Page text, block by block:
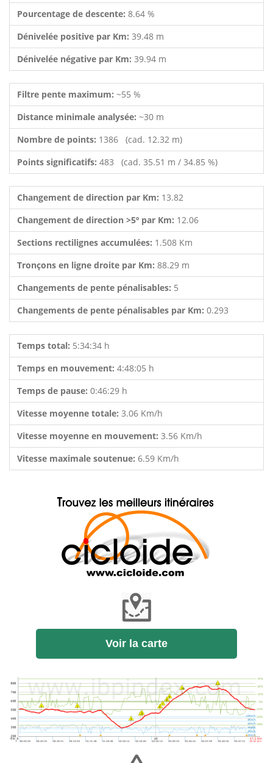
Pourcentage de descente: 8.64 %
Dénivelée positive par Km: 39.48 m
Dénivelée négative par Km: 39.94 m
Filtre pente maximum: ~55 %
Distance minimale analysée: ~30 m
Nombre de points: 1386 (cad. 12.32 m)
Points significatifs: 483 (cad. 35.51 m / 34.85 %)
Changement de direction par Km: 13.82
Changement de direction >5º par Km: 12.06
Sections rectilignes accumulées: 1.508 Km
Tronçons en ligne droite par Km: 88.29 m
Changements de pente pénalisables: 5
Changements de pente pénalisables par Km: 0.293
Temps total: 5:34:34 h
Temps en mouvement: 4:48:05 h
Temps de pause: 0:46:29 h
Vitesse moyenne totale: 3.06 Km/h
Vitesse moyenne en mouvement: 3.56 Km/h
Vitesse maximale soutenue: 6.59 Km/h
Voir la carte